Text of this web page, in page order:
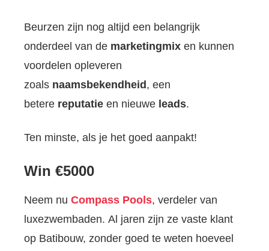
Beurzen zijn nog altijd een belangrijk
onderdeel van de marketingmix en kunnen
voordelen opleveren
zoals naamsbekendheid , een
betere reputatie en nieuwe leads.
Ten minste, als je het goed aanpakt!
Win €5000
Neem nu Compass Pools, verdeler van
luxezwembaden. Al jaren zijn ze vaste klant
op Batibouw, zonder goed te weten hoeveel